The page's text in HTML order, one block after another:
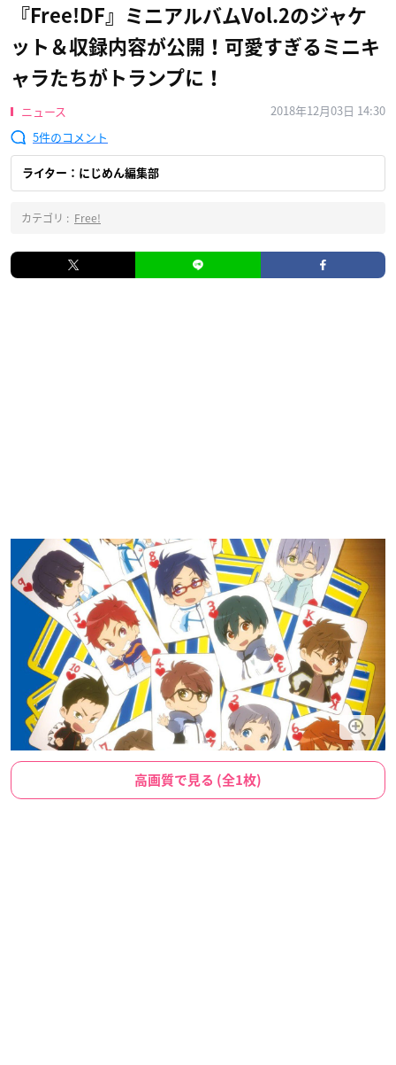
​『Free!DF​』ミニアルバムVol.2のジャケ
ット＆収録内容が公開！可愛すぎるミニキ
ャラたちがトランプに！
ニュース
2018年12月03日 14:30
5
ライター：にじめん編集部
カテゴリ : Free!
高画質で見る (全1枚)